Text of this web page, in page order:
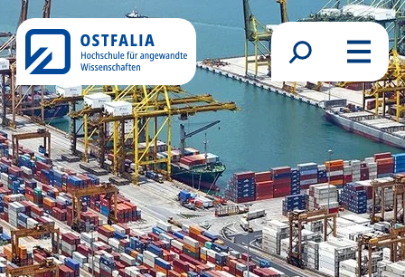
Direkt zum Inhalt
Suchformular
Menü